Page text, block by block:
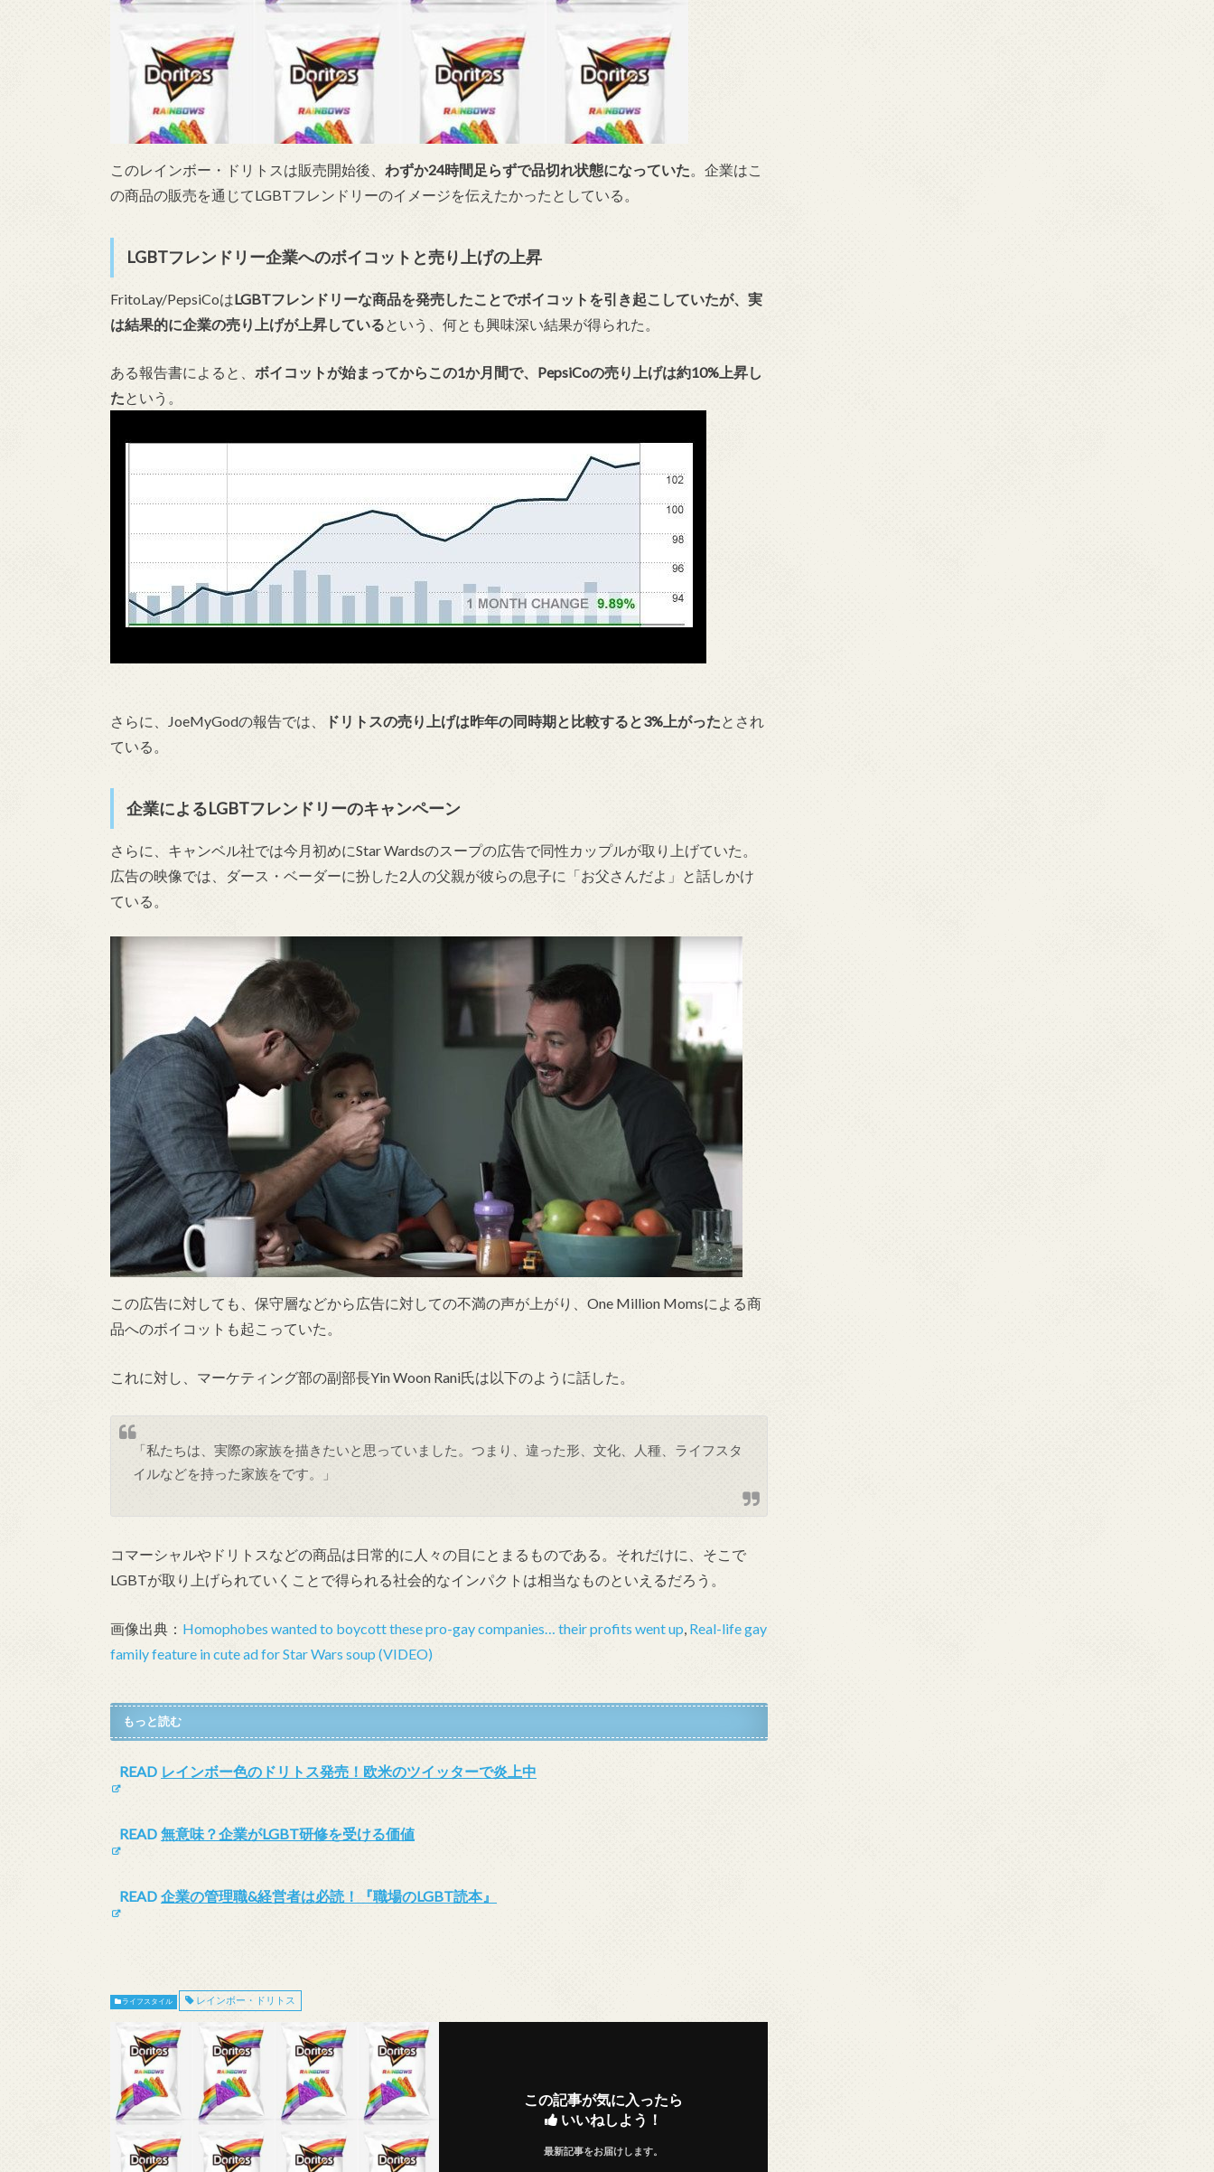
このレインボー・ドリトスは販売開始後、 わずか24時間足らずで品切れ状態になっていた。企業はこ
の商品の販売を通じてLGBTフレンドリーのイメージを伝えたかったとしている。
LGBTフレンドリー企業へのボイコットと売り上げの上昇
FritoLay/PepsiCoはLGBTフレンドリーな商品を発売したことでボイコットを引き起こしていたが、実
は結果的に企業の売り上げが上昇しているという、何とも興味深い結果が得られた。
ある報告書によると、 ボイコットが始まってからこの1か月間で、PepsiCoの売り上げは約10%上昇し
たという。
さらに、JoeMyGodの報告では、 ドリトスの売り上げは昨年の同時期と比較すると3%上がったとされ
ている。
企業によるLGBTフレンドリーのキャンペーン
さらに、キャンベル社では今月初めにStar Wardsのスープの広告で同性カップルが取り上げていた。
広告の映像では、ダース・ベーダーに扮した2人の父親が彼らの息子に「お父さんだよ」と話しかけ
ている。
この広告に対しても、保守層などから広告に対しての不満の声が上がり、One Million Momsによる商
品へのボイコットも起こっていた。
これに対し、マーケティング部の副部長Yin Woon Rani氏は以下のように話した。
「私たちは、実際の家族を描きたいと思っていました。つまり、違った形、文化、人種、ライフスタ
イルなどを持った家族をです。」
コマーシャルやドリトスなどの商品は日常的に人々の目にとまるものである。それだけに、そこで
LGBTが取り上げられていくことで得られる社会的なインパクトは相当なものといえるだろう。
画像出典： Homophobes wanted to boycott these pro-gay companies… their profits went up, Real-life gay
family feature in cute ad for Star Wars soup (VIDEO)
もっと読む
READ レインボー色のドリトス発売！欧米のツイッターで炎上中
READ 無意味？企業がLGBT研修を受ける価値
READ 企業の管理職&経営者は必読！『職場のLGBT読本』
ライフスタイル レインボー・ドリトス
この記事が気に入ったら
いいねしよう！
最新記事をお届けします。